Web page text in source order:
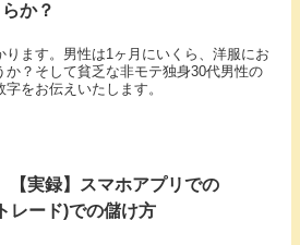
か？
ます。男性は1ヶ月にいくら、洋服にお
か？そして貧乏な非モテ独身30代男性の
をお伝えいたします。
【実録】スマホアプリでの
レード)での儲け方